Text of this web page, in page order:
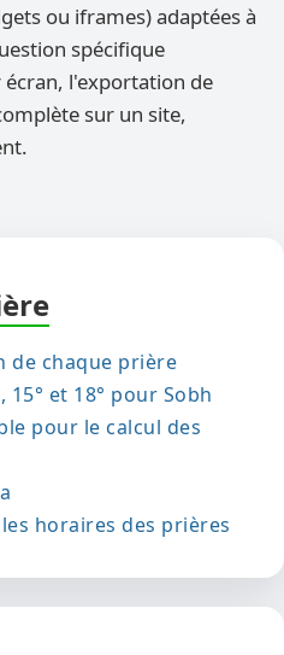
ou iframes) adaptées à
spécifique
l'exportation de
sur un site,
de chaque prière
15° et 18° pour Sobh
pour le calcul des
horaires des prières